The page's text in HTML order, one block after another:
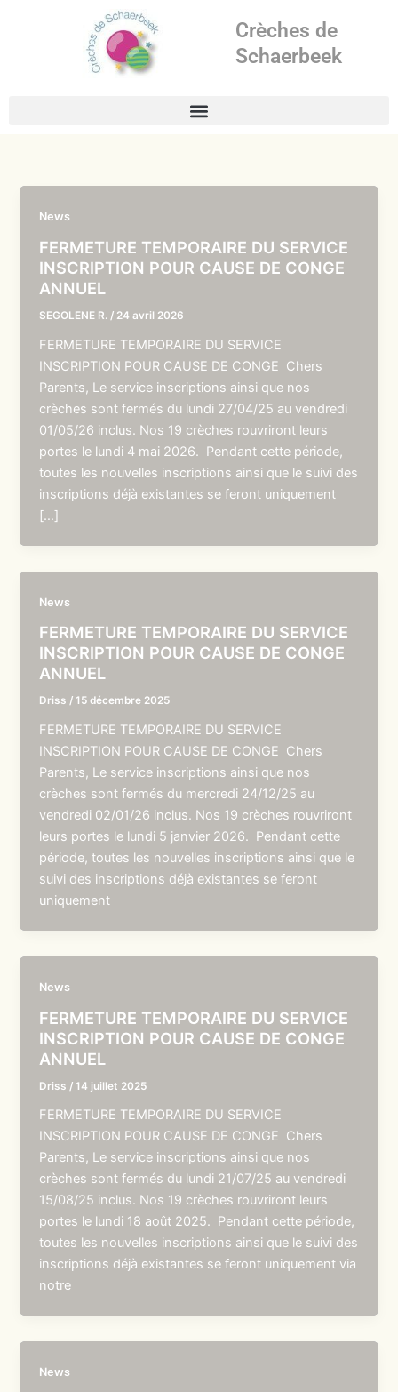
Crèches de
Schaerbeek
News
FERMETURE TEMPORAIRE DU SERVICE
INSCRIPTION POUR CAUSE DE CONGE
ANNUEL
SEGOLENE R. / 24 avril 2026
FERMETURE TEMPORAIRE DU SERVICE
INSCRIPTION POUR CAUSE DE CONGE Chers
Parents, Le service inscriptions ainsi que nos
crèches sont fermés du lundi 27/04/25 au vendredi
01/05/26 inclus. Nos 19 crèches rouvriront leurs
portes le lundi 4 mai 2026. Pendant cette période,
toutes les nouvelles inscriptions ainsi que le suivi des
inscriptions déjà existantes se feront uniquement
[…]
News
FERMETURE TEMPORAIRE DU SERVICE
INSCRIPTION POUR CAUSE DE CONGE
ANNUEL
Driss /15 décembre 2025
FERMETURE TEMPORAIRE DU SERVICE
INSCRIPTION POUR CAUSE DE CONGE Chers
Parents, Le service inscriptions ainsi que nos
crèches sont fermés du mercredi 24/12/25 au
vendredi 02/01/26 inclus. Nos 19 crèches rouvriront
leurs portes le lundi 5 janvier 2026. Pendant cette
période, toutes les nouvelles inscriptions ainsi que le
suivi des inscriptions déjà existantes se feront
uniquement
News
FERMETURE TEMPORAIRE DU SERVICE
INSCRIPTION POUR CAUSE DE CONGE
ANNUEL
Driss /14 juillet 2025
FERMETURE TEMPORAIRE DU SERVICE
INSCRIPTION POUR CAUSE DE CONGE Chers
Parents, Le service inscriptions ainsi que nos
crèches sont fermés du lundi 21/07/25 au vendredi
15/08/25 inclus. Nos 19 crèches rouvriront leurs
portes le lundi 18 août 2025. Pendant cette période,
toutes les nouvelles inscriptions ainsi que le suivi des
inscriptions déjà existantes se feront uniquement via
notre
News